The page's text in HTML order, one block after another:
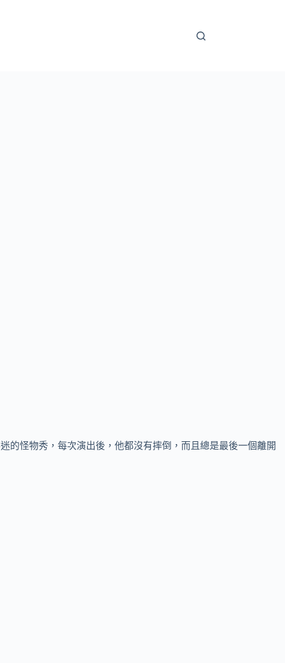
怪物秀，每次演出後，他都沒有摔倒，而且總是最後一個離開